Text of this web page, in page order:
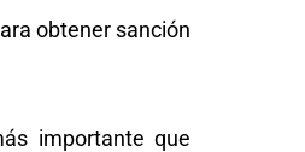
obtener sanción
importante que